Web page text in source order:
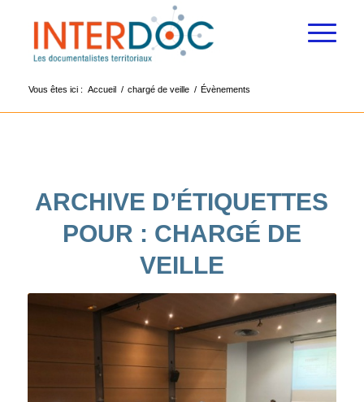
Vous êtes ici : Accueil / chargé de veille / Évènements
ARCHIVE D’ÉTIQUETTES
POUR : CHARGÉ DE
VEILLE